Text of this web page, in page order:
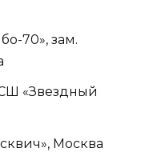
70», зам.
«Звездный
Москва